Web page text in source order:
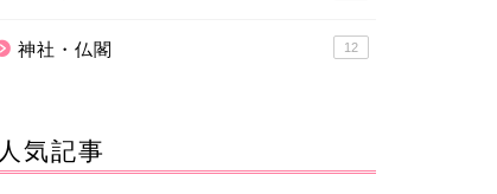
神社・仏閣 12
人気記事